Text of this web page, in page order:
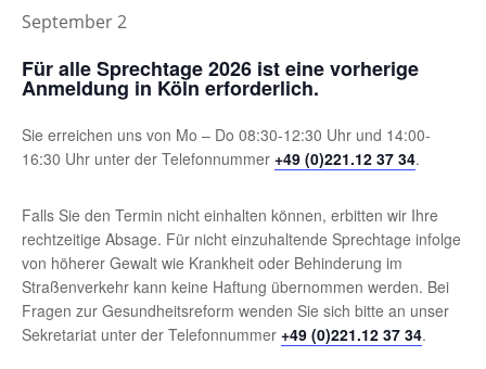
September 2
Für alle Sprechtage 2026 ist eine vorherige
Anmeldung in Köln erforderlich.
Sie erreichen uns von Mo – Do 08:30-12:30 Uhr und 14:00-
16:30 Uhr unter der Telefonnummer +49 (0)221.12 37 34.
Falls Sie den Termin nicht einhalten können, erbitten wir Ihre
rechtzeitige Absage. Für nicht einzuhaltende Sprechtage infolge
von höherer Gewalt wie Krankheit oder Behinderung im
Straßenverkehr kann keine Haftung übernommen werden. Bei
Fragen zur Gesundheitsreform wenden Sie sich bitte an unser
Sekretariat unter der Telefonnummer +49 (0)221.12 37 34.